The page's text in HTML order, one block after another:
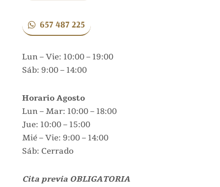
657 487 225
Lun – Vie: 10:00 – 19:00
Sáb: 9:00 – 14:00
Horario Agosto
Lun – Mar: 10:00 – 18:00
Jue: 10:00 – 15:00
Mié – Vie: 9:00 – 14:00
Sáb: Cerrado
Cita previa OBLIGATORIA